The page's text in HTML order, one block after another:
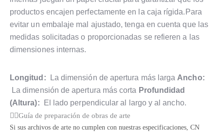
productos encajen perfectamente en la caja rígida.Para
evitar un embalaje mal ajustado, tenga en cuenta que las
medidas solicitadas o proporcionadas se refieren a las
dimensiones internas.
Longitud: La dimensión de apertura más larga Ancho:
La dimensión de apertura más corta Profundidad
(Altura): El lado perpendicular al largo y al ancho.
Guía de preparación de obras de arte
Si sus archivos de arte no cumplen con nuestras especificaciones, CN